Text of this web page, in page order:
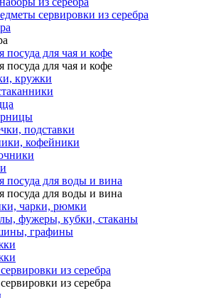
сервировки из серебра
посуда для чая и кофе
посуда для чая и кофе
кружки
подставки
кофейники
посуда для воды и вина
посуда для воды и вина
чарки, рюмки
фужеры, кубки, стаканы
графины
из серебра
из серебра